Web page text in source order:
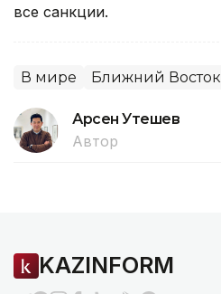
все санкции.
В мире Ближний Восток
Арсен Утешев
Автор
KAZINFORM